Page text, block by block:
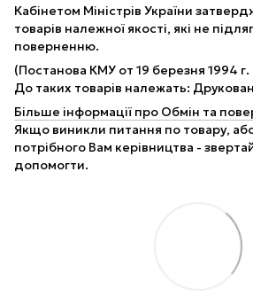
Кабінетом Міністрів України
товарів належної якості, які не
поверненню.
(Постанова КМУ от 19 березня 1994
До таких товарів належать:
Більше інформації про Обмін та
Якщо виникли питання по товару,
потрібного Вам керівництва -
допомогти.